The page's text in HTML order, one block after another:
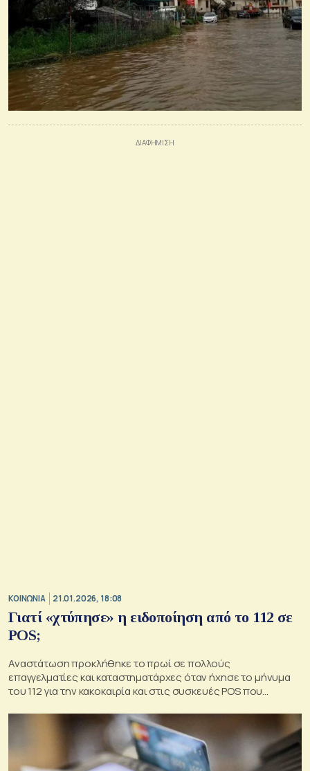
ΚΟΙΝΩΝΙΑ 21.01.2026, 18:08
Γιατί «χτύπησε» η ειδοποίηση από το 112 σε
POS;
Αναστάτωση προκλήθηκε το πρωί σε πολλούς
επαγγελματίες και καταστηματάρχες όταν ήχησε το μήνυμα
του 112 για την κακοκαιρία και στις συσκευές POS που
Πολιτικής Προστασίας